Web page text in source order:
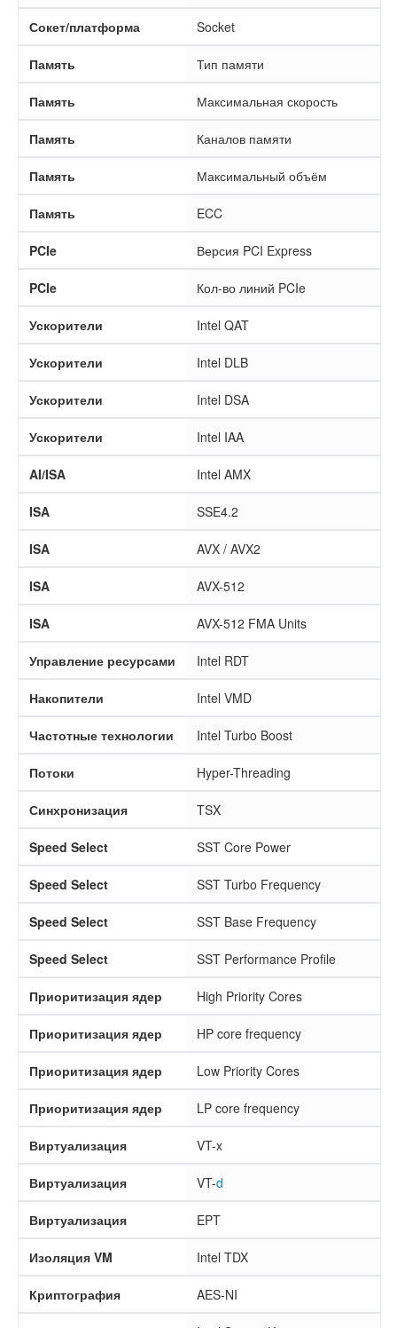
Сокет/платформа Socket
Память Тип памяти
Память Максимальная скорость
Память Каналов памяти
Память Максимальный объём
Память ECC
PCIe Версия PCI Express
PCIe Кол-во линий PCIe
Ускорители Intel QAT
Ускорители Intel DLB
Ускорители Intel DSA
Ускорители Intel IAA
AI/ISA Intel AMX
ISA SSE4.2
ISA AVX / AVX2
ISA AVX-512
ISA AVX-512 FMA Units
Управление ресурсами Intel RDT
Накопители Intel VMD
Частотные технологии Intel Turbo Boost
Потоки Hyper-Threading
Синхронизация TSX
Speed Select SST Core Power
Speed Select SST Turbo Frequency
Speed Select SST Base Frequency
Speed Select SST Performance Profile
Приоритизация ядер High Priority Cores
Приоритизация ядер HP core frequency
Приоритизация ядер Low Priority Cores
Приоритизация ядер LP core frequency
Виртуализация VT-x
Виртуализация VT-d
Виртуализация EPT
Изоляция VM Intel TDX
Криптография AES-NI